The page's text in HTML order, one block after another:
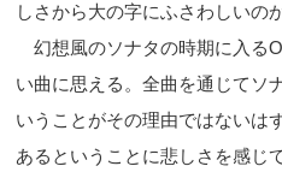
しさから大の字にふさわしいの
幻想風のソナタの時期に入る
い曲に思える。全曲を通じてソ
いうことがその理由ではないは
あるということに悲しさを感じ